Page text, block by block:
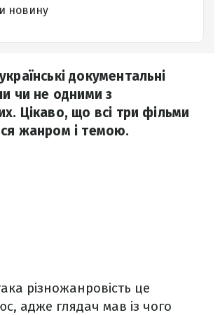
новину
документальні
чи не одними з
Цікаво, що всі три фільми
жанром і темою.
різножанровість це
адже глядач мав із чого